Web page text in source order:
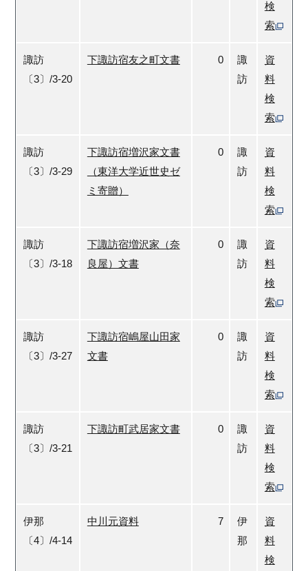
検
索
諏訪
〔3〕/3-20
下諏訪宿友之町文書 0
諏
訪
資
料
検
索
諏訪
〔3〕/3-29
下諏訪宿増沢家文書
（東洋大学近世史ゼ
ミ寄贈）
0
諏
訪
資
料
検
索
諏訪
〔3〕/3-18
下諏訪宿増沢家（奈
良屋）文書
0
諏
訪
資
料
検
索
諏訪
〔3〕/3-27
下諏訪宿嶋屋山田家
文書
0
諏
訪
資
料
検
索
諏訪
〔3〕/3-21
下諏訪町武居家文書 0
諏
訪
資
料
検
索
伊那
〔4〕/4-14
中川元資料 7
伊
那
資
料
検